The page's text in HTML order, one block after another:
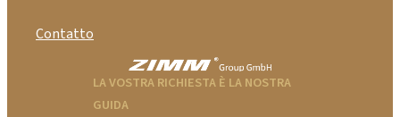
Contatto
LA VOSTRA RICHIESTA È LA NOSTRA
GUIDA